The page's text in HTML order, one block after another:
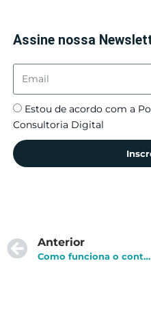
Assine nossa
Estou de acordo com a
Consultoria Digital
Anterior
Como funciona o contrato de teletrabalho conforme as leis trabalhistas?